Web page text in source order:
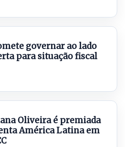
governar ao lado
para situação fiscal
Oliveira é premiada
América Latina em